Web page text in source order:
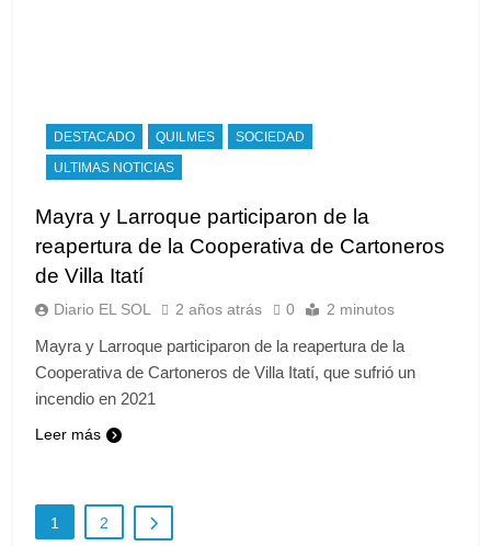
DESTACADO QUILMES
SOCIEDAD
ULTIMAS NOTICIAS
Mayra y Larroque participaron de la
reapertura de la Cooperativa de Cartoneros
de Villa Itatí
Diario EL SOL 2 años atrás 0 2 minutos
Mayra y Larroque participaron de la reapertura de la
Cooperativa de Cartoneros de Villa Itatí, que sufrió un
incendio en 2021
Leer más
1 2